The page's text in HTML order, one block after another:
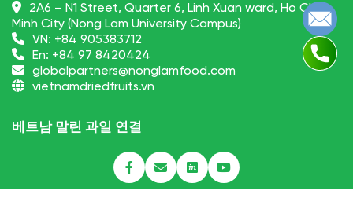
2A6 – N1 Street, Quarter 6, Linh Xuan ward, Ho Chi
Minh City (Nong Lam University Campus)
VN: +84 905383712
En: +84 97 8420424
globalpartners@nonglamfood.com
vietnamdriedfruits.vn
베트남 말린 과일 연결